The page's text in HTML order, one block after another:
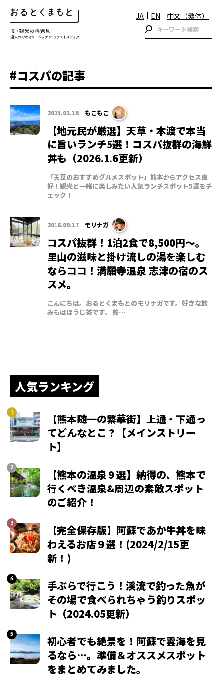
JA EN 中文（繁体）
#コスパの記事
2025.01.16 もこもこ
【地元民が厳選】天草・本渡で本当
に旨いランチ5選！コスパ抜群の海鮮
丼も（2026.1.6更新）
「天草のおすすめグルメスポット」熊本からアクセス良
好！観光と一緒に楽しみたい人気ランチスポット5選をチ
ェック！
2018.09.17 モリナガ
コスパ抜群！1泊2食で8,500円〜。
里山の滋味と掛け流しの湯を楽しむ
ならココ！満願寺温泉 志津の宿のス
スメ。
こんにちは。おるとくまもとのモリナガです。好きな飲
みもはほうじ茶です。 普…
人気ランキング
【熊本随一の繁華街】上通・下通っ
てどんなとこ？【メインストリー
ト】
【熊本の温泉９選】納得の、熊本で
行くべき温泉&周辺の素敵スポット
のご紹介！
【完全保存版】阿蘇であか牛丼を味
わえるお店９選！(2024/2/15更
新！)
手ぶらで行こう！渓流で釣った魚が
その場で食べられちゃう釣りスポッ
ト（2024.05更新）
初心者でも絶景を！阿蘇で雲海を見
るなら…。準備＆オススメスポット
をまとめてみました。